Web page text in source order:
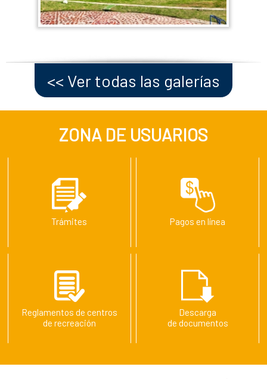
<< Ver todas las galerías
ZONA DE USUARIOS
Trámites Pagos en línea
Reglamentos de centros
de recreación
Descarga
de documentos